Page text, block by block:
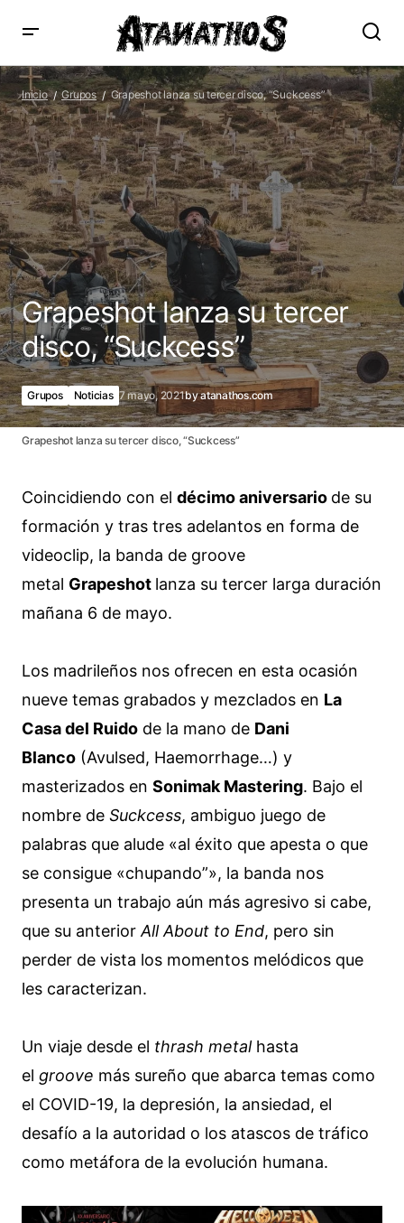
Grapeshot lanza su tercer disco, “Suckcess”
Inicio Grupos Grapeshot lanza su tercer disco, “Suckcess”
Grapeshot lanza su tercer
disco, “Suckcess”
Grupos Noticias 7 mayo, 2021byatanathos.com
Grapeshot lanza su tercer disco, “Suckcess”
Coincidiendo con el décimo aniversario de su
formación y tras tres adelantos en forma de
videoclip, la banda de groove
metal Grapeshot lanza su tercer larga duración
mañana 6 de mayo.
Los madrileños nos ofrecen en esta ocasión
nueve temas grabados y mezclados en La
Casa del Ruido de la mano de Dani
Blanco (Avulsed, Haemorrhage…) y
masterizados en Sonimak Mastering. Bajo el
nombre de Suckcess, ambiguo juego de
palabras que alude «al éxito que apesta o que
se consigue «chupando”», la banda nos
presenta un trabajo aún más agresivo si cabe,
que su anterior All About to End, pero sin
perder de vista los momentos melódicos que
les caracterizan.
Un viaje desde el thrash metalhasta
el groove más sureño que abarca temas como
el COVID-19, la depresión, la ansiedad, el
desafío a la autoridad o los atascos de tráfico
como metáfora de la evolución humana.